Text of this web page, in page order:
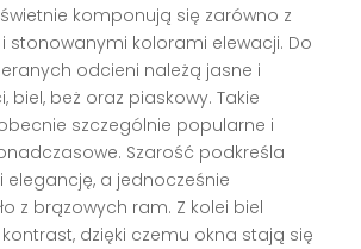
świetnie komponują się zarówno z
stonowanymi kolorami elewacji. Do
odcieni należą jasne i
biel, beż oraz piaskowy. Takie
szczególnie popularne i
Szarość podkreśla
elegancję, a jednocześnie
z brązowych ram. Z kolei biel
dzięki czemu okna stają się